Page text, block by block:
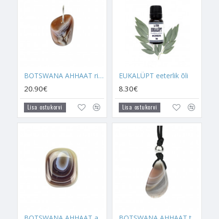
- Sellel kristallil on oskus kaitsta selle kandjat erinevate
õnnetuste eest, eriti õnnetuste, mis võivad tekkida liikluses või
- Botswana Ahhaat leevendab emotsionaalseid pingeid ja aitab
enesekindlust tõsta. See kristall õpetab iseenda eest seisma ja
väljendama enda arvamust enesekindlalt.
- Botswana Ahhaat on nende kristall, kes tunnevad, et neile on
väga kerge liiga teha või kes lasevad enda üle domineerida.
Botswana Ahhaat õpetab olema iseseisev ja kasvatab selle
- Kui Tiigrisilm on teada tuntud kaitsekristall autoavariide vastu,
siis Botswana Ahhaat kaitseb autoga seotud õnnetuste eest,
mis võivad tekkida autode pärast jalakäijatele või
jalgratturitele.
BOTSWANA AHHAAT ripats suure rõngaga (hõbe)
20.90€
Lisa ostukorvi
EUKALÜPT eeterlik õli
8.30€
Lisa ostukorvi